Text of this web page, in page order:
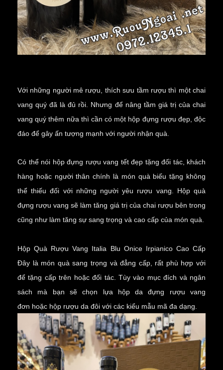
Với những người mê rượu, thích sưu tầm rượu thì một chai
vang quý đã là đủ rồi. Nhưng để nâng tầm giá trị của chai
vang quý thêm nữa thì cần có một hộp đựng rượu đẹp, độc
đáo để gây ấn tượng mạnh với người nhận quà.
Có thể nói hộp đựng rượu vang tết đẹp tặng đối tác, khách
hàng hoặc người thân chính là món quà biếu tặng không
thể thiếu đối với những người yêu rượu vang. Hộp quà
đựng rượu vang sẽ làm tăng giá trị của chai rượu bên trong
cũng như làm tăng sự sang trọng và cao cấp của món quà.
Hộp Quà Rượu Vang Italia Blu Onice Irpianico Cao Cấp
Đây là món quà sang trọng và đẳng cấp, rất phù hợp với
để tặng cấp trên hoặc đối tác. Tùy vào mục đích và ngân
sách mà bạn sẽ chọn lựa hộp da đựng rượu vang
đơn hoặc hộp rượu da đôi với các kiểu mẫu mã đa dạng.